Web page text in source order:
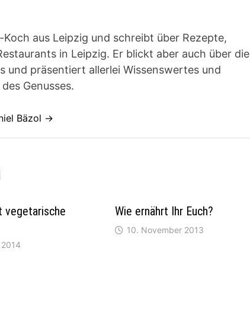
aus Leipzig und schreibt über Rezepte,
in Leipzig. Er blickt aber auch über die
und präsentiert allerlei Wissenswertes und
Genusses.
Bäzol →
vegetarische
Wie ernährt Ihr Euch?
10. November 2013